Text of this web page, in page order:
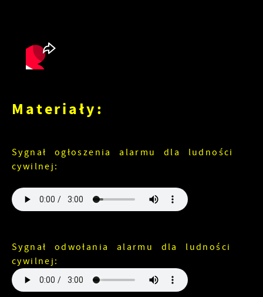
Materiały:
Sygnał ogłoszenia alarmu dla ludności
cywilnej:
Sygnał odwołania alarmu dla ludności
cywilnej: